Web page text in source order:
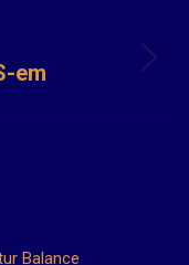
em
Balance